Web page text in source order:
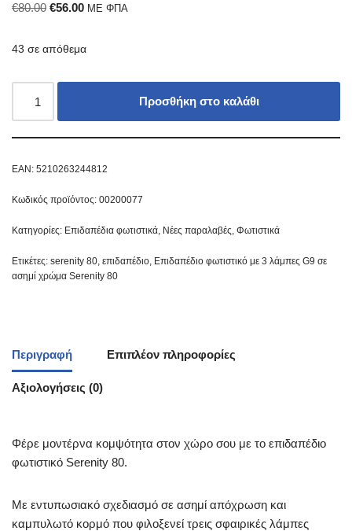
€80.00 €56.00 ΜΕ ΦΠΑ
43 σε απόθεμα
Προσθήκη στο καλάθι
EAN: 5210263244812
Κωδικός προϊόντος: 00200077
Κατηγορίες: Επιδαπέδια φωτιστικά, Νέες παραλαβές, Φωτιστικά
Ετικέτες: serenity 80, επιδαπέδιο, Επιδαπέδιο φωτιστικό με 3 λάμπες G9 σε
ασημί χρώμα Serenity 80
Περιγραφή Επιπλέον πληροφορίες
Αξιολογήσεις (0)
Φέρε μοντέρνα κομψότητα στον χώρο σου με το επιδαπέδιο
φωτιστικό Serenity 80.
Με εντυπωσιακό σχεδιασμό σε ασημί απόχρωση και
καμπυλωτό κορμό που φιλοξενεί τρεις σφαιρικές λάμπες